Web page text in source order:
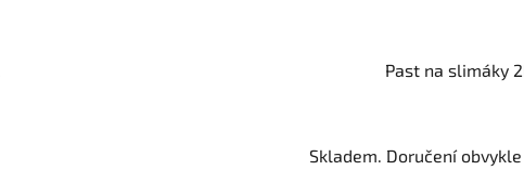
Past na slimáky
Skladem. Doručení